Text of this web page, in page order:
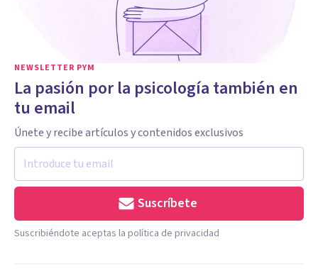
NEWSLETTER PYM
La pasión por la psicología también en
tu email
Únete y recibe artículos y contenidos exclusivos
Suscríbete
Suscribiéndote aceptas la política de privacidad